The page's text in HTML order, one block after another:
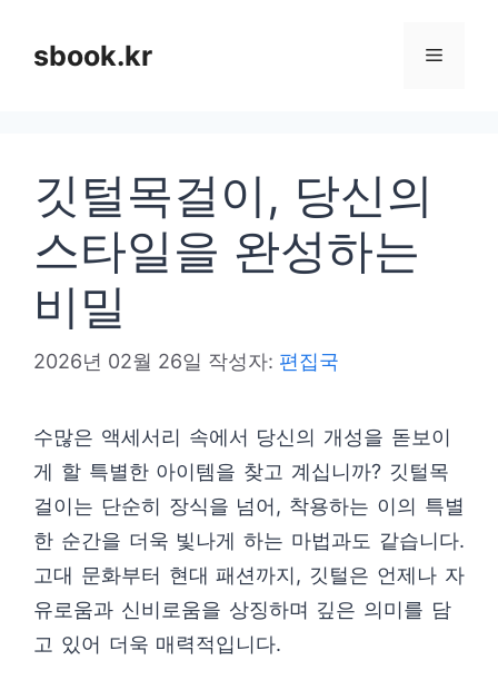
sbook.kr 메
깃털목걸이, 당신의
스타일을 완성하는
비밀
2026년 02월 26일 작성자: 편집국
수많은 액세서리 속에서 당신의 개성을 돋보이
게 할 특별한 아이템을 찾고 계십니까? 깃털목
걸이는 단순히 장식을 넘어, 착용하는 이의 특별
한 순간을 더욱 빛나게 하는 마법과도 같습니다.
고대 문화부터 현대 패션까지, 깃털은 언제나 자
유로움과 신비로움을 상징하며 깊은 의미를 담
고 있어 더욱 매력적입니다.